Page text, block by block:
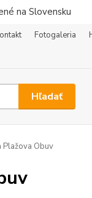
na Slovensku
Fotogaleria
Hľadať
Plažova Obuv